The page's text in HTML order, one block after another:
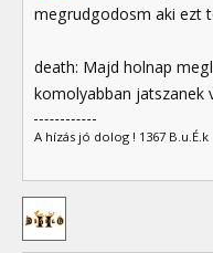
megrudgodosm aki ezt
death: Majd holnap
komolyabban jatszanek
A hízás jó dolog ! 1367 B.u.É.k